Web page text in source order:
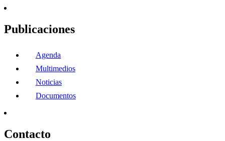
Publicaciones
Agenda
Multimedios
Noticias
Documentos
Contacto